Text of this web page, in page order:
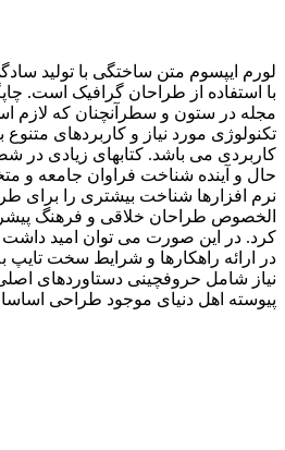
لورم ایپسوم متن ساختگی با تولید
با استفاده از طراحان گرافیک است.
مجله در ستون و سطرآنچنان که لازم
تکنولوژی مورد نیاز و کاربردهای متنوع
کاربردی می باشد. کتابهای زیادی
حال و آینده شناخت فراوان جامعه و
نرم افزارها شناخت بیشتری را برای
الخصوص طراحان خلاقی و فرهنگ
کرد. در این صورت می توان امید
در ارائه راهکارها و شرایط سخت تایپ
نیاز شامل حروفچینی دستاوردهای
پیوسته اهل دنیای موجود طراحی اساسا